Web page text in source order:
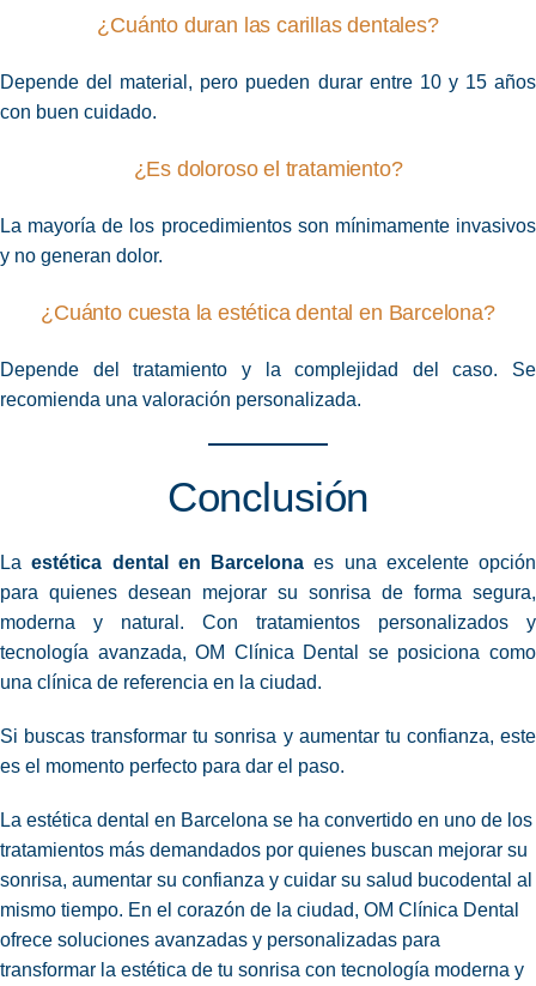
¿Cuánto duran las carillas dentales?
Depende del material, pero pueden durar entre 10 y 15 años
con buen cuidado.
¿Es doloroso el tratamiento?
La mayoría de los procedimientos son mínimamente invasivos
y no generan dolor.
¿Cuánto cuesta la estética dental en Barcelona?
Depende del tratamiento y la complejidad del caso. Se
recomienda una valoración personalizada.
Conclusión
Laestética dental en Barcelona es una excelente opción
para quienes desean mejorar su sonrisa de forma segura,
moderna y natural. Con tratamientos personalizados y
tecnología avanzada, OM Clínica Dental se posiciona como
una clínica de referencia en la ciudad.
Si buscas transformar tu sonrisa y aumentar tu confianza, este
es el momento perfecto para dar el paso.
La estética dental en Barcelona se ha convertido en uno de los
tratamientos más demandados por quienes buscan mejorar su
sonrisa, aumentar su confianza y cuidar su salud bucodental al
mismo tiempo. En el corazón de la ciudad, OM Clínica Dental
ofrece soluciones avanzadas y personalizadas para
transformar la estética de tu sonrisa con tecnología moderna y